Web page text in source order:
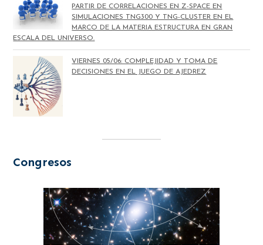
PARTIR DE CORRELACIONES EN Z-SPACE EN
SIMULACIONES TNG300 Y TNG-CLUSTER EN EL
MARCO DE LA MATERIA ESTRUCTURA EN GRAN
ESCALA DEL UNIVERSO.
VIERNES 05/06: COMPLEJIDAD Y TOMA DE
DECISIONES EN EL JUEGO DE AJEDREZ
Congresos